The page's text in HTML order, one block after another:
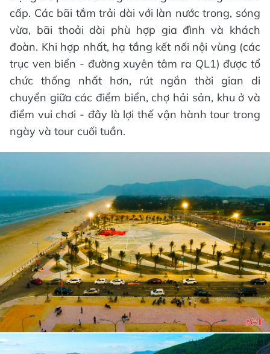
cấp. Các bãi tắm trải dài với làn nước trong, sóng
vừa, bãi thoải dài phù hợp gia đình và khách
đoàn. Khi hợp nhất, hạ tầng kết nối nội vùng (các
trục ven biển - đường xuyên tâm ra QL1) được tổ
chức thống nhất hơn, rút ngắn thời gian di
chuyển giữa các điểm biển, chợ hải sản, khu ở và
điểm vui chơi - đây là lợi thế vận hành tour trong
ngày và tour cuối tuần.